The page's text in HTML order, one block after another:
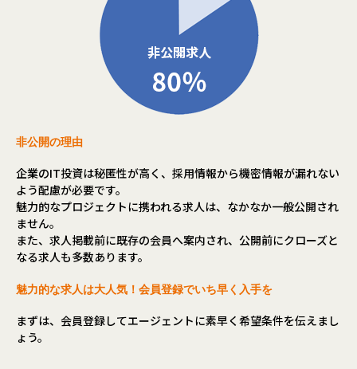
その中でも、サービスローンチから約4年で、全国の約1/3の
自治体で導入されているLoGoフォームは、自治体職員だけ
ではなく、その地域に住む住民の皆さまにも利用されてお
り、日々の生活に根付いた、ミッションクリティカルなサー
ビスに成長しています。
利用自治体の拡大と、サービスの更なる進化のため、品質の
善を実施していく、スクラムチームの開発者を増員募集して
【業務内容】
自治体専用フォームサービス「LoGoフォーム」における開
発者を担っていただきます。
▼具体的には
LoGoフォームではスクラム開発（※Large-Scaled Scrum）
を実践しています。
要件定義・設計・実装・テスト・リリース・運用など、顧客
価値の最大化に向け、メンバーの得意領域を活かしながら、
フロントエンド・バックエンド・インフラ問わず、プロダク
非公開の理由
企業のIT投資は秘匿性が高く、採用情報から機密情報が漏れない
よう配慮が必要です。
魅力的なプロジェクトに携われる求人は、なかなか一般公開され
ません。
また、求人掲載前に既存の会員へ案内され、公開前にクローズと
なる求人も多数あります。
魅力的な求人は大人気！会員登録でいち早く入手を
まずは、会員登録してエージェントに素早く希望条件を伝えまし
ょう。